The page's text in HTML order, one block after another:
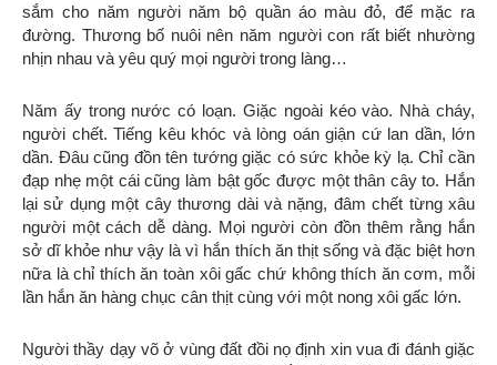
sắm cho năm người năm bộ quần áo màu đỏ, để mặc ra
đường. Thương bố nuôi nên năm người con rất biết nhường
nhịn nhau và yêu quý mọi người trong làng…
Năm ấy trong nước có loạn. Giặc ngoài kéo vào. Nhà cháy,
người chết. Tiếng kêu khóc và lòng oán giận cứ lan dần, lớn
dần. Đâu cũng đồn tên tướng giặc có sức khỏe kỳ lạ. Chỉ cần
đạp nhẹ một cái cũng làm bật gốc được một thân cây to. Hắn
lại sử dụng một cây thương dài và nặng, đâm chết từng xâu
người một cách dễ dàng. Mọi người còn đồn thêm rằng hắn
sở dĩ khỏe như vậy là vì hắn thích ăn thịt sống và đặc biệt hơn
nữa là chỉ thích ăn toàn xôi gấc chứ không thích ăn cơm, mỗi
lần hắn ăn hàng chục cân thịt cùng với một nong xôi gấc lớn.
Người thầy dạy võ ở vùng đất đồi nọ định xin vua đi đánh giặc